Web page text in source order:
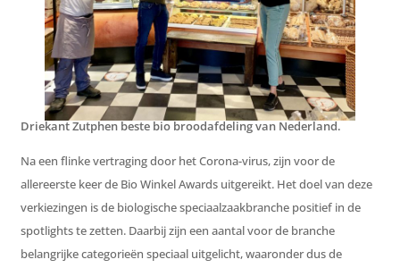
Driekant Zutphen beste bio broodafdeling van Nederland.
Na een flinke vertraging door het Corona-virus, zijn voor de
allereerste keer de Bio Winkel Awards uitgereikt. Het doel van deze
verkiezingen is de biologische speciaalzaakbranche positief in de
spotlights te zetten. Daarbij zijn een aantal voor de branche
belangrijke categorieën speciaal uitgelicht, waaronder dus de